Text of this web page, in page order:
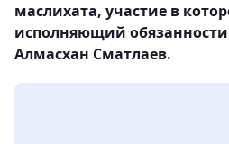
маслихата, участие в
исполняющий
Алмасхан Сматлаев.